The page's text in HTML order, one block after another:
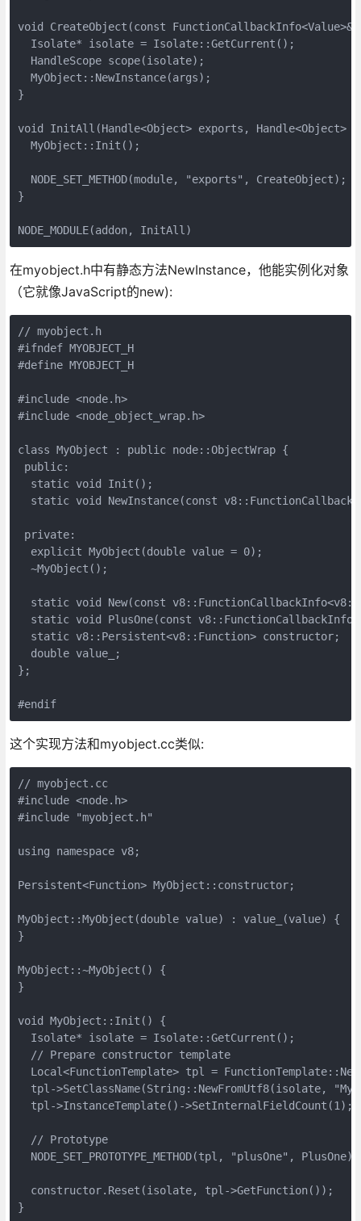
void CreateObject(const
  Isolate* isolate = Isolate::GetCurrent();
  HandleScope scope(isolate);
  MyObject::NewInstance(args);
}
void InitAll(Handle<Object> exports, Handle<Object>
  MyObject::Init();
  NODE_SET_METHOD(module, "exports", CreateObject);
}
NODE_MODULE(addon, InitAll)
在myobject.h中有静态方法NewInstance，他能实例化对象
（它就像JavaScript的new):
// myobject.h
#ifndef MYOBJECT_H
#define MYOBJECT_H
#include <node.h>
#include <node_object_wrap.h>
class MyObject : public node::ObjectWrap {
public:
  static void Init();
static void NewInstance(const
private:
  explicit MyObject(double value = 0);
  ~MyObject();
static void New(const
static void PlusOne(const
  static v8::Persistent<v8::Function> constructor;
  double value_;
};
#endif
这个实现方法和myobject.cc类似:
// myobject.cc
#include <node.h>
#include "myobject.h"
using namespace v8;
Persistent<Function> MyObject::constructor;
MyObject::MyObject(double value) : value_(value) {
}
MyObject::~MyObject() {
}
void MyObject::Init() {
  Isolate* isolate = Isolate::GetCurrent();
  // Prepare constructor template
Local<FunctionTemplate> tpl =
tpl->SetClassName(String::NewFromUtf8(isolate,
  tpl->InstanceTemplate()->SetInternalFieldCount(1);
  // Prototype
  NODE_SET_PROTOTYPE_METHOD(tpl, "plusOne", PlusOne);
  constructor.Reset(isolate, tpl->GetFunction());
}